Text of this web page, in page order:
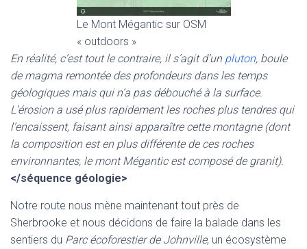
Le Mont Mégantic sur OSM
« outdoors »
En réalité, c’est tout le contraire, il s’agit d’un pluton, boule
de magma remontée des profondeurs dans les temps
géologiques mais qui n’a pas débouché à la surface.
L’érosion a usé plus rapidement les roches plus tendres qui
l’encaissent, faisant ainsi apparaître cette montagne (dont
la composition est en plus différente de ces roches
environnantes, le mont Mégantic est composé de granit).
</séquence géologie>
Notre route nous mène maintenant tout près de
Sherbrooke et nous décidons de faire la balade dans les
sentiers du Parc écoforestier de Johnville, un écosystème